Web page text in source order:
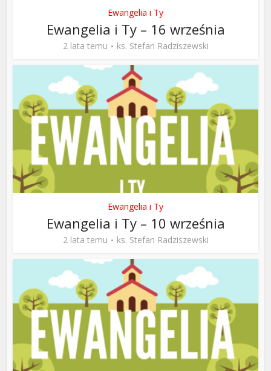
Ewangelia i Ty
Ewangelia i Ty – 16 września
2 lata temu ks. Stefan Radziszewski
Ewangelia i Ty
Ewangelia i Ty – 10 września
2 lata temu ks. Stefan Radziszewski